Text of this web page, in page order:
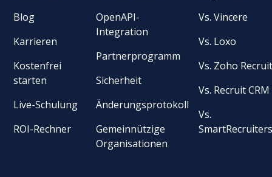
Blog
Karrieren
Kostenfrei
starten
Live-Schulung
ROI-Rechner
OpenAPI-
Integration
Partnerprogramm
Sicherheit
Änderungsprotokoll
Gemeinnützige
Organisationen
Vs. Vincere
Vs. Loxo
Vs. Zoho
Vs. Recruit CRM
Vs.